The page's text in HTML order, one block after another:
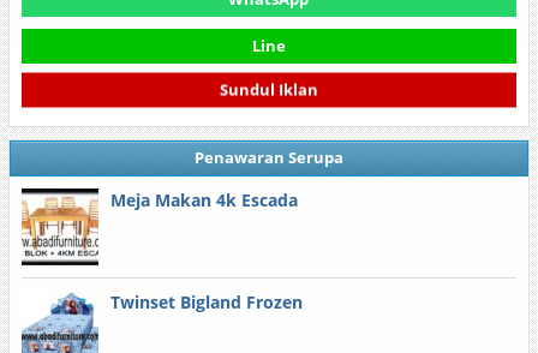
Line
Sundul Iklan
Penawaran Serupa
Meja Makan 4k Escada
Twinset Bigland Frozen